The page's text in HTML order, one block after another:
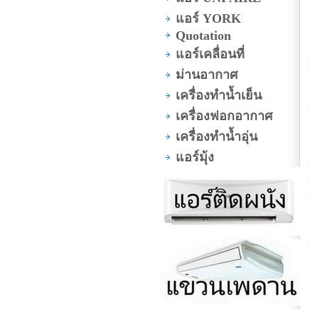
แอร์ YORK
Quotation
แอร์เคลื่อนที่
ม่านอากาศ
เครื่องทำน้ำเย็น
เครื่องฟอกอากาศ
เครื่องทำน้ำอุ่น
แอร์มุ้ง